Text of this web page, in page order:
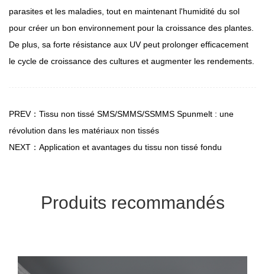
parasites et les maladies, tout en maintenant l'humidité du sol
pour créer un bon environnement pour la croissance des plantes.
De plus, sa forte résistance aux UV peut prolonger efficacement
le cycle de croissance des cultures et augmenter les rendements.
PREV：Tissu non tissé SMS/SMMS/SSMMS Spunmelt : une
révolution dans les matériaux non tissés
NEXT：Application et avantages du tissu non tissé fondu
Produits recommandés